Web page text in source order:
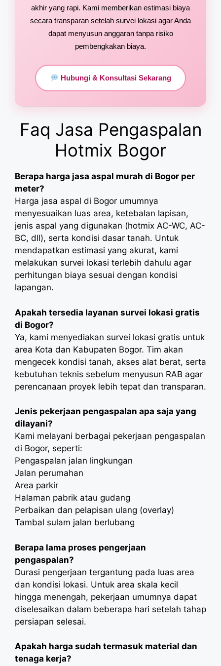
akhir yang rapi. Kami memberikan estimasi biaya
secara transparan setelah survei lokasi agar Anda
dapat menyusun anggaran tanpa risiko
pembengkakan biaya.
Hubungi & Konsultasi Sekarang
Faq Jasa Pengaspalan
Hotmix Bogor
Berapa harga jasa aspal murah di Bogor per
meter?
Harga jasa aspal di Bogor umumnya
menyesuaikan luas area, ketebalan lapisan,
jenis aspal yang digunakan (hotmix AC-WC, AC-
BC, dll), serta kondisi dasar tanah. Untuk
mendapatkan estimasi yang akurat, kami
melakukan survei lokasi terlebih dahulu agar
perhitungan biaya sesuai dengan kondisi
lapangan.
Apakah tersedia layanan survei lokasi gratis
di Bogor?
Ya, kami menyediakan survei lokasi gratis untuk
area Kota dan Kabupaten Bogor. Tim akan
mengecek kondisi tanah, akses alat berat, serta
kebutuhan teknis sebelum menyusun RAB agar
perencanaan proyek lebih tepat dan transparan.
Jenis pekerjaan pengaspalan apa saja yang
dilayani?
Kami melayani berbagai pekerjaan pengaspalan
di Bogor, seperti:
Pengaspalan jalan lingkungan
Jalan perumahan
Area parkir
Halaman pabrik atau gudang
Perbaikan dan pelapisan ulang (overlay)
Tambal sulam jalan berlubang
Berapa lama proses pengerjaan
pengaspalan?
Durasi pengerjaan tergantung pada luas area
dan kondisi lokasi. Untuk area skala kecil
hingga menengah, pekerjaan umumnya dapat
diselesaikan dalam beberapa hari setelah tahap
persiapan selesai.
Apakah harga sudah termasuk material dan
tenaga kerja?